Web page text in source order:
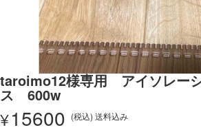
taroimo12様専用 アイソレー
ス 600w
¥15600 (税込) 送料込み